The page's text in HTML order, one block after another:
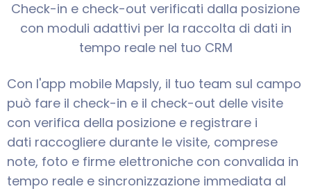
Check-in e check-out verificati dalla posizione
con moduli adattivi per la raccolta di dati in
tempo reale nel tuo CRM
Con l'app mobile Mapsly, il tuo team sul campo
può fare il check-in e il check-out delle visite
con verifica della posizione e registrare i
dati raccogliere durante le visite, comprese
note, foto e firme elettroniche con convalida in
tempo reale e sincronizzazione immediata al